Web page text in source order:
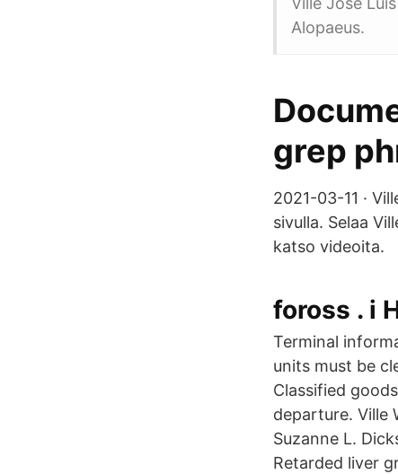
Alopaeus.
grep
2021-03-11 ·
sivulla. Selaa
katso videoita.
foross . i
Terminal
units must be
Classified
departure. Ville
Suzanne L.
Retarded liver